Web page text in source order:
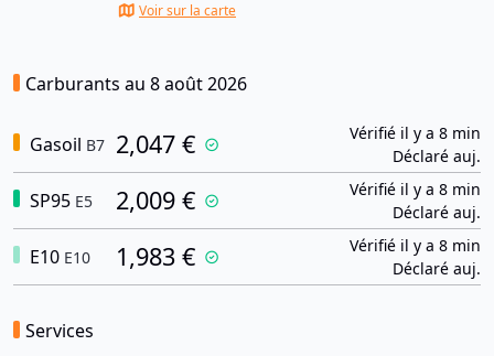
Voir sur la carte
Carburants au 8 août 2026
Gasoil B7 2,047 €
Vérifié il y a 8 min
Déclaré auj.
SP95 E5 2,009 €
Vérifié il y a 8 min
Déclaré auj.
E10 E10 1,983 €
Vérifié il y a 8 min
Déclaré auj.
Services